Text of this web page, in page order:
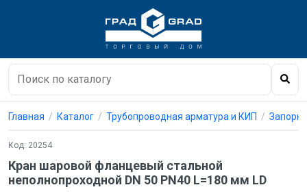
Главная Каталог Трубопроводная арматура и КИП
Код: 20254
Кран шаровой фланцевый стальной
неполнопроходной DN 50 PN40 L=180 мм LD